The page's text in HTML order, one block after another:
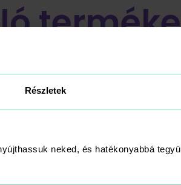
Részletek
neked, és hatékonyabbá